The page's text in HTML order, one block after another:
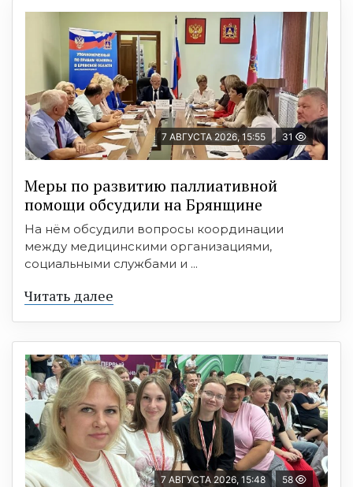
7 АВГУСТА 2026, 15:55 31
Меры по развитию паллиативной
помощи обсудили на Брянщине
На нём обсудили вопросы координации
между медицинскими организациями,
социальными службами и ...
Читать далее
7 АВГУСТА 2026, 15:48 58